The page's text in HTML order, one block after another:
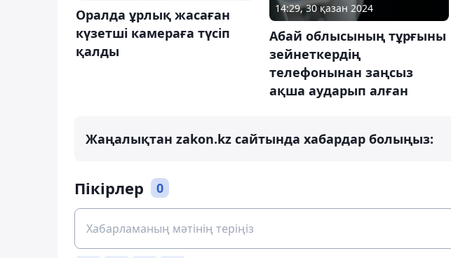
Оралда ұрлық жасаған
күзетші камераға түсіп
қалды
14:29, 30 қазан 2024
Абай облысының тұрғыны
зейнеткердің
телефонынан заңсыз
ақша аударып алған
Жаңалықтан zakon.kz сайтында хабардар болыңыз:
Пікірлер 0